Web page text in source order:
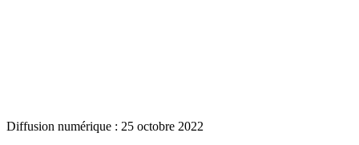
Diffusion numérique : 25 octobre 2022